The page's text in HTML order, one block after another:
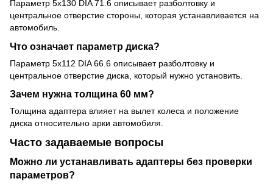
Параметр 5x130 DIA 71.6 описывает разболтовку и
центральное отверстие стороны, которая устанавливается на
автомобиль.
Что означает параметр диска?
Параметр 5x112 DIA 66.6 описывает разболтовку и
центральное отверстие диска, который нужно установить.
Зачем нужна толщина 60 мм?
Толщина адаптера влияет на вылет колеса и положение
диска относительно арки автомобиля.
Часто задаваемые вопросы
Можно ли устанавливать адаптеры без проверки
параметров?